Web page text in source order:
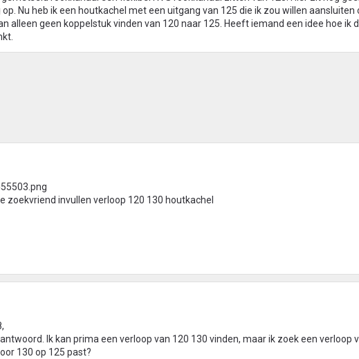
Nu heb ik een houtkachel met een uitgang van 125 die ik zou willen aansluiten
alleen geen koppelstuk vinden van 120 naar 125. Heeft iemand een idee hoe ik
zoekvriend invullen verloop 120 130 houtkachel
Ik kan prima een verloop van 120 130 vinden, maar ik zoek een verloop
130 op 125 past?